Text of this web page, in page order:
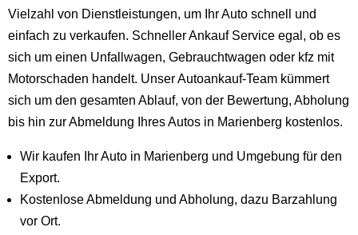
Vielzahl von Dienstleistungen, um Ihr Auto schnell und
einfach zu verkaufen. Schneller Ankauf Service egal, ob es
sich um einen Unfallwagen, Gebrauchtwagen oder kfz mit
Motorschaden handelt. Unser Autoankauf-Team kümmert
sich um den gesamten Ablauf, von der Bewertung, Abholung
bis hin zur Abmeldung Ihres Autos in Marienberg kostenlos.
Wir kaufen Ihr Auto in Marienberg und Umgebung für den
Export.
Kostenlose Abmeldung und Abholung, dazu Barzahlung
vor Ort.